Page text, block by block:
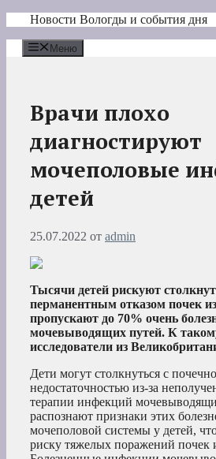
Перейти
содержимому
Новости Вологды и события дня
Меню
Врачи плохо
диагностируют
мочеполовые
детей
25.07.2022 от admin
Тысячи детей рискуют
перманентным отказом почек
пропускают до 70% очень
мочевыводящих путей. К
исследователи из
Дети могут столкнуться с
недостаточностью из-за
терапии инфекций
распознают признаки этих
мочеполовой системы у детей,
риску тяжелых поражений почек